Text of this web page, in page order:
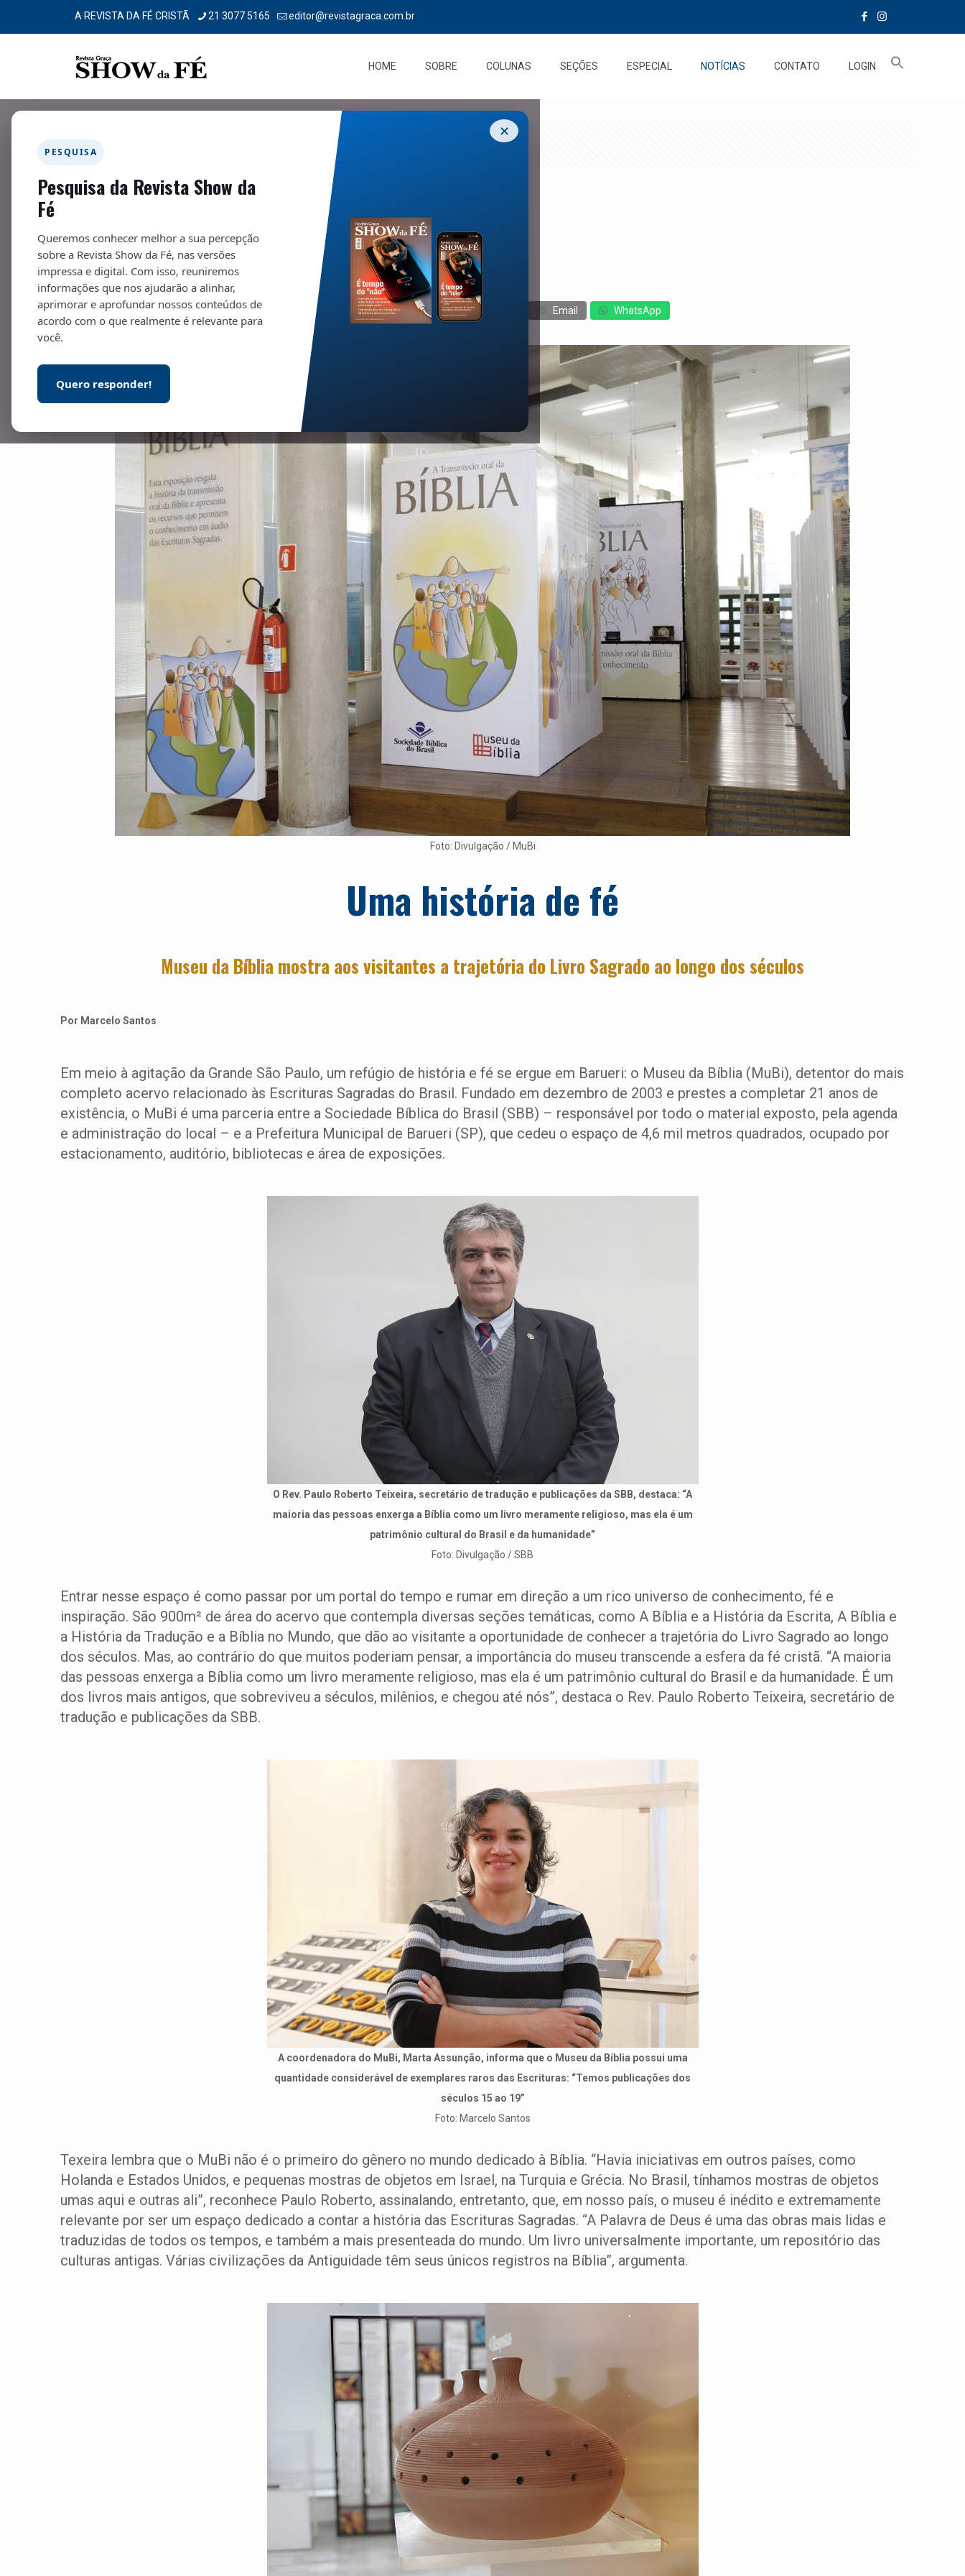
A REVISTA DA FÉ CRISTÃ 21 3077 5165 editor@revistagraca.com.br
HOME SOBRE COLUNAS SEÇÕES ESPECIAL NOTÍCIAS CONTATO LOGIN
✕
PESQUISA
Pesquisa da Revista Show da
Fé
Queremos conhecer melhor a sua percepção
sobre a Revista Show da Fé, nas versões
impressa e digital. Com isso, reuniremos
informações que nos ajudarão a alinhar,
aprimorar e aprofundar nossos conteúdos de
acordo com o que realmente é relevante para
você.
Quero responder!
Uma história de fé
Facebook Twitter Messenger Email WhatsApp
Foto: Divulgação / MuBi
Uma história de fé
Museu da Bíblia mostra aos visitantes a trajetória do Livro Sagrado ao longo dos séculos
Por Marcelo Santos
Em meio à agitação da Grande São Paulo, um refúgio de história e fé se ergue em Barueri: o Museu da Bíblia (MuBi), detentor do mais
completo acervo relacionado às Escrituras Sagradas do Brasil. Fundado em dezembro de 2003 e prestes a completar 21 anos de
existência, o MuBi é uma parceria entre a Sociedade Bíblica do Brasil (SBB) – responsável por todo o material exposto, pela agenda
e administração do local – e a Prefeitura Municipal de Barueri (SP), que cedeu o espaço de 4,6 mil metros quadrados, ocupado por
estacionamento, auditório, bibliotecas e área de exposições.
O Rev. Paulo Roberto Teixeira, secretário de tradução e publicações da SBB, destaca: “A
maioria das pessoas enxerga a Bíblia como um livro meramente religioso, mas ela é um
patrimônio cultural do Brasil e da humanidade”
Foto: Divulgação / SBB
Entrar nesse espaço é como passar por um portal do tempo e rumar em direção a um rico universo de conhecimento, fé e
inspiração. São 900m² de área do acervo que contempla diversas seções temáticas, como A Bíblia e a História da Escrita, A Bíblia e
a História da Tradução e a Bíblia no Mundo, que dão ao visitante a oportunidade de conhecer a trajetória do Livro Sagrado ao longo
dos séculos. Mas, ao contrário do que muitos poderiam pensar, a importância do museu transcende a esfera da fé cristã. “A maioria
das pessoas enxerga a Bíblia como um livro meramente religioso, mas ela é um patrimônio cultural do Brasil e da humanidade. É um
dos livros mais antigos, que sobreviveu a séculos, milênios, e chegou até nós”, destaca o Rev. Paulo Roberto Teixeira, secretário de
tradução e publicações da SBB.
A coordenadora do MuBi, Marta Assunção, informa que o Museu da Bíblia possui uma
quantidade considerável de exemplares raros das Escrituras: “Temos publicações dos
séculos 15 ao 19”
Foto: Marcelo Santos
Texeira lembra que o MuBi não é o primeiro do gênero no mundo dedicado à Bíblia. “Havia iniciativas em outros países, como
Holanda e Estados Unidos, e pequenas mostras de objetos em Israel, na Turquia e Grécia. No Brasil, tínhamos mostras de objetos
umas aqui e outras ali”, reconhece Paulo Roberto, assinalando, entretanto, que, em nosso país, o museu é inédito e extremamente
relevante por ser um espaço dedicado a contar a história das Escrituras Sagradas. “A Palavra de Deus é uma das obras mais lidas e
traduzidas de todos os tempos, e também a mais presenteada do mundo. Um livro universalmente importante, um repositório das
culturas antigas. Várias civilizações da Antiguidade têm seus únicos registros na Bíblia”, argumenta.